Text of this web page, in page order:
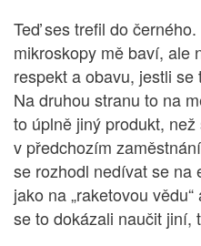
Teď ses trefil do
mikroskopy mě baví, ale
respekt a obavu, jestli
Na druhou stranu to na
to úplně jiný produkt,
v předchozím
se rozhodl nedívat se na
jako na „raketovou
se to dokázali naučit jiní,